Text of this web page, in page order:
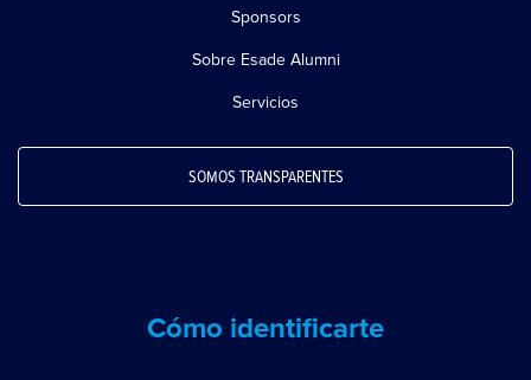
Sponsors
Sobre Esade Alumni
Servicios
SOMOS TRANSPARENTES
Cómo identificarte